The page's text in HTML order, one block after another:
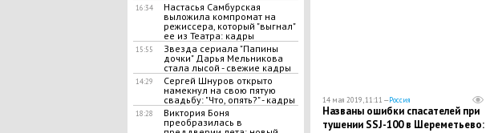
16:34
Настасья Самбурская
выложила компромат на
режиссера, который "выгнал"
ее из Театра: кадры
15:55
Звезда сериала "Папины
дочки" Дарья Мельникова
стала лысой - свежие кадры
14:29
Сергей Шнуров открыто
намекнул на свою пятую
свадьбу: "Что, опять?" - кадры
18:28
Виктория Боня
преобразилась в
14 мая 2019, 11:11 —Россия
Названы ошибки спасателей при
тушении SSJ-100 в Шереметьево: